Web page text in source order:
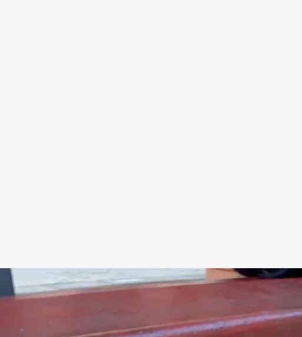
donde los dueños de pisos turísticos esconden los cajetines de las llaves
Noticias Cuatro